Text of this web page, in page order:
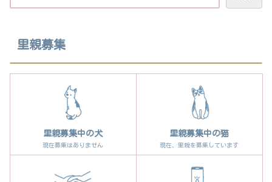
里親募集
里親募集中の犬
現在募集はありません
里親募集中の猫
現在、里親を募集しています